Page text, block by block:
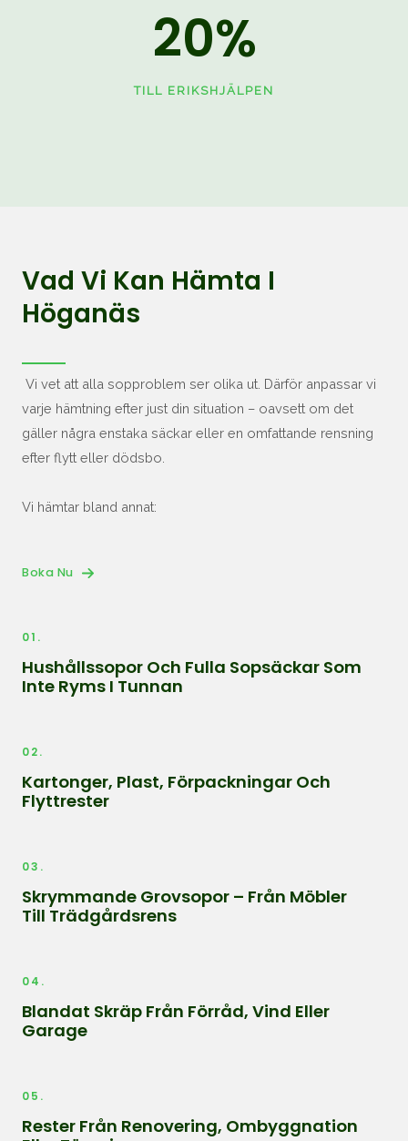
20%
TILL ERIKSHJÄLPEN
Vad Vi Kan Hämta I
Höganäs
Vi vet att alla sopproblem ser olika ut. Därför anpassar vi
varje hämtning efter just din situation – oavsett om det
gäller några enstaka säckar eller en omfattande rensning
efter flytt eller dödsbo.
Vi hämtar bland annat:
Boka Nu
01.
Hushållssopor Och Fulla Sopsäckar Som
Inte Ryms I Tunnan
02.
Kartonger, Plast, Förpackningar Och
Flyttrester
03.
Skrymmande Grovsopor – Från Möbler
Till Trädgårdsrens
04.
Blandat Skräp Från Förråd, Vind Eller
Garage
05.
Rester Från Renovering, Ombyggnation